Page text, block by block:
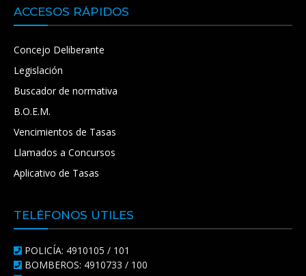
ACCESOS RÁPIDOS
Concejo Deliberante
Legislación
Buscador de normativa
B.O.E.M.
Vencimientos de Tasas
Llamados a Concursos
Aplicativo de Tasas
TELÉFONOS ÚTILES
POLICÍA: 4910105 / 101
BOMBEROS: 4910733 / 100